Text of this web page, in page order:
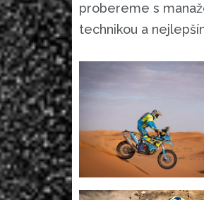
probereme s
technikou a